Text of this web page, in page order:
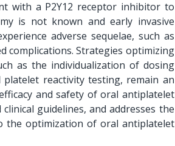
with a P2Y12 receptor inhibitor to
is not known and early invasive
adverse sequelae, such as
complications. Strategies optimizing
as the individualization of dosing
platelet reactivity testing, remain an
and safety of oral antiplatelet
guidelines, and addresses the
the optimization of oral antiplatelet